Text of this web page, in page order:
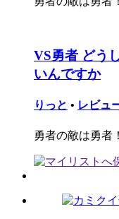
VS勇者 どう
いんですか
りっと • レビュ
勇者の敵は勇者